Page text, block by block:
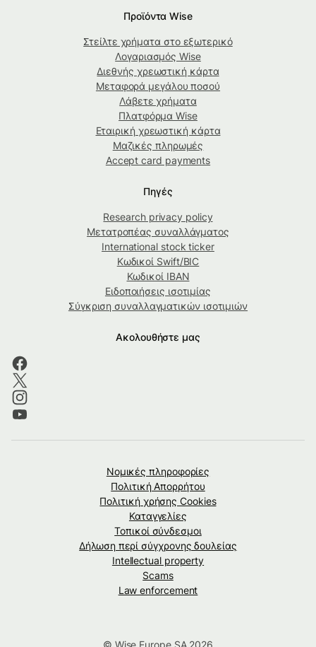
Προϊόντα Wise
Στείλτε χρήματα στο εξωτερικό
Λογαριασμός Wise
Διεθνής χρεωστική κάρτα
Μεταφορά μεγάλου ποσού
Λάβετε χρήματα
Πλατφόρμα Wise
Εταιρική χρεωστική κάρτα
Μαζικές πληρωμές
Accept card payments
Πηγές
Research privacy policy
Μετατροπέας συναλλάγματος
International stock ticker
Κωδικοί Swift/BIC
Κωδικοί IBAN
Ειδοποιήσεις ισοτιμίας
Σύγκριση συναλλαγματικών ισοτιμιών
Ακολουθήστε μας
Νομικές πληροφορίες
Πολιτική Απορρήτου
Πολιτική χρήσης Cookies
Καταγγελίες
Τοπικοί σύνδεσμοι
Δήλωση περί σύγχρονης δουλείας
Intellectual property
Scams
Law enforcement
© Wise Europe SA 2026